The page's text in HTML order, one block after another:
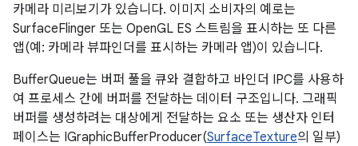
카메라 미리보기가 있습니다. 이미지 소비자의 예로는
SurfaceFlinger 또는 OpenGL ES 스트림을 표시하는 또 다른
앱(예: 카메라 뷰파인더를 표시하는 카메라 앱)이 있습니다.
BufferQueue는 버퍼 풀을 큐와 결합하고 바인더 IPC를 사용하
여 프로세스 간에 버퍼를 전달하는 데이터 구조입니다. 그래픽
버퍼를 생성하려는 대상에게 전달하는 요소 또는 생산자 인터
페이스는 IGraphicBufferProducer(SurfaceTexture의 일부)